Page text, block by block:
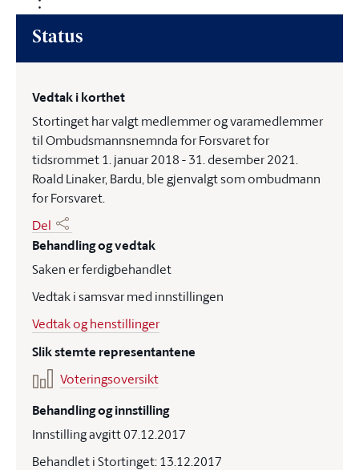
Status
Vedtak i korthet
Stortinget har valgt medlemmer og varamedlemmer
til Ombudsmannsnemnda for Forsvaret for
tidsrommet 1. januar 2018 - 31. desember 2021.
Roald Linaker, Bardu, ble gjenvalgt som ombudmann
for Forsvaret.
Del
Behandling og vedtak
Saken er ferdigbehandlet
Vedtak i samsvar med innstillingen
Vedtak og henstillinger
Slik stemte representantene
Voteringsoversikt
Behandling og innstilling
Innstilling avgitt 07.12.2017
Behandlet i Stortinget: 13.12.2017